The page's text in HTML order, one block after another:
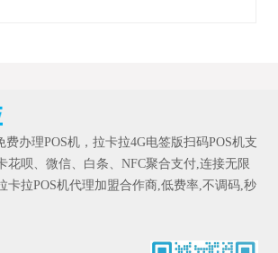
费办理POS机，拉卡拉4G电签版扫码POS机支
花呗、微信、白条、NFC聚合支付,连接无限
卡拉POS机代理加盟合作商,低费率,不调码,秒